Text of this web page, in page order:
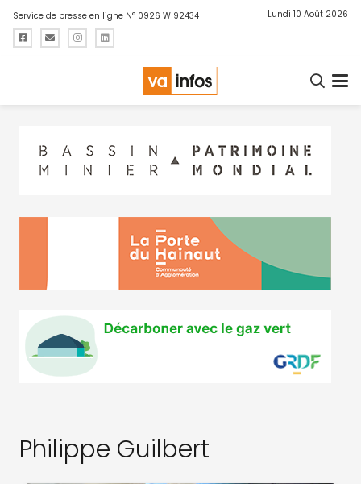
Service de presse en ligne N° 0926 W 92434 Lundi 10 Août 2026
Philippe Guilbert